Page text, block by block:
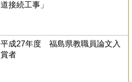
道接続工事」
平成27年度 福島県教職員論文入
賞者